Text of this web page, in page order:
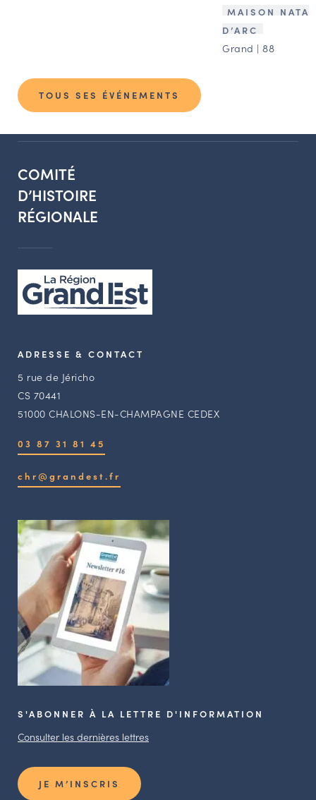
MAISON
D’ARC
Grand | 88
TOUS SES ÉVÉNEMENTS
COMITÉ
D’HISTOIRE
RÉGIONALE
ADRESSE & CONTACT
5 rue de Jéricho
CS 70441
51000 CHALONS-EN-CHAMPAGNE CEDEX
03 87 31 81 45
chr@grandest.fr
S'ABONNER À LA LETTRE D'INFORMATION
Consulter les dernières lettres
JE M’INSCRIS